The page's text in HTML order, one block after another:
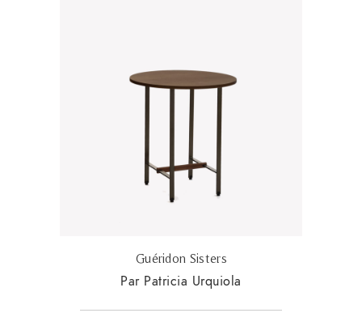
Guéridon Sisters
Par Patricia Urquiola